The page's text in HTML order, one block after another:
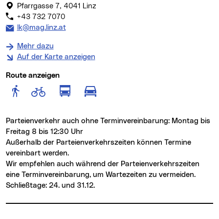
Pfarrgasse 7, 4041 Linz
+43 732 7070
E-Mail Adresse:
lk@mag.linz.at
Mehr dazu
Auf der Karte anzeigen
Route anzeigen
Route anzeigen für Fußgänger
Route anzeigen für
Route anzeigen für
Route anzeigen für
Parteienverkehr auch ohne Terminvereinbarung: Montag bis
Freitag 8 bis 12:30 Uhr
Außerhalb der Parteienverkehrszeiten können Termine
vereinbart werden.
Wir empfehlen auch während der Parteienverkehrszeiten
eine Terminvereinbarung, um Wartezeiten zu vermeiden.
Schließtage: 24. und 31.12.